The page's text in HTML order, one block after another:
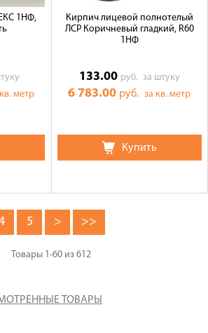
1НФ,
метр
Кирпич лицевой полнотелый
ЛСР Коричневый гладкий, R60
1НФ
133.00 руб. за штуку
6 783.00 руб.за кв. метр
Купить
5 > >>
Товары 1-60 из 612
ТОВАРЫ